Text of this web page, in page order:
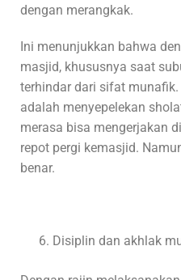
dengan merangkak.
Ini menunjukkan bahwa
masjid, khususnya saat
terhindar dari sifat
adalah menyepelekan
merasa bisa mengerjakan
repot pergi kemasjid.
benar.
Disiplin dan akhlak